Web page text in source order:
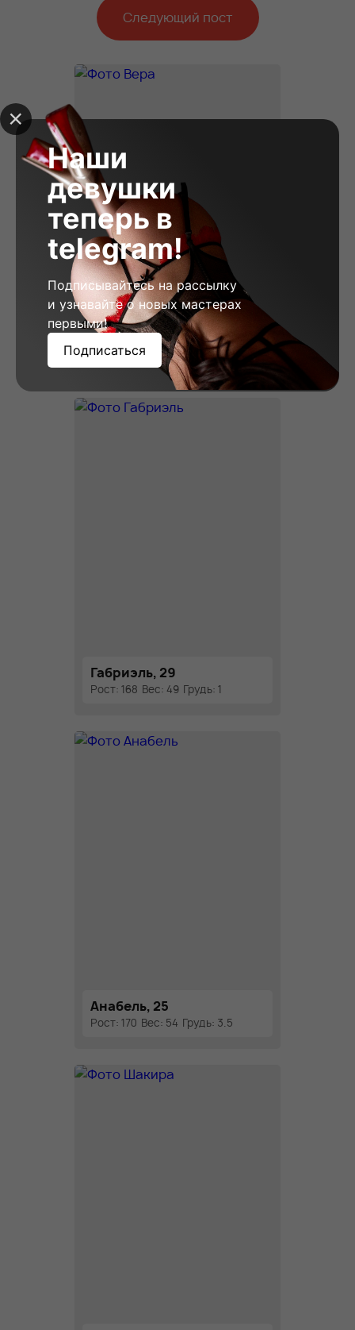
Следующий пост
Рост: 178 Вес: 58 Грудь: 2
Габриэль, 29
Рост: 168 Вес: 49 Грудь: 1
Анабель, 25
Рост: 170 Вес: 54 Грудь: 3.5
Наши
девушки
теперь в
telegram!
Подписывайтесь на рассылку
и узнавайте о новых мастерах
первыми!
Подписаться